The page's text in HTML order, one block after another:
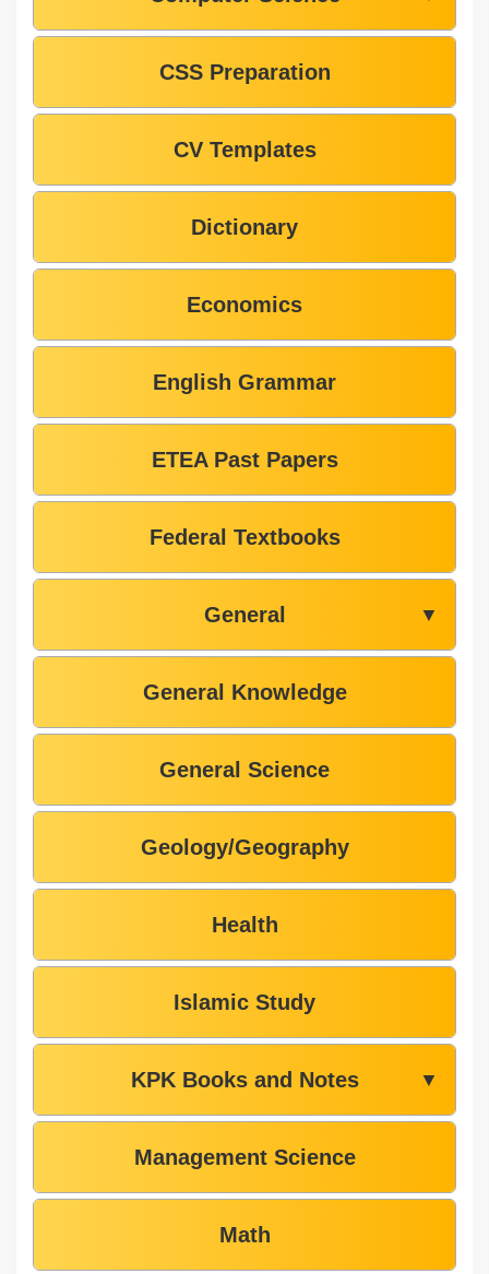
CSS Preparation
CV Templates
Dictionary
Economics
English Grammar
ETEA Past Papers
Federal Textbooks
General ▼
General Knowledge
General Science
Geology/Geography
Health
Islamic Study
KPK Books and Notes ▼
Management Science
Math